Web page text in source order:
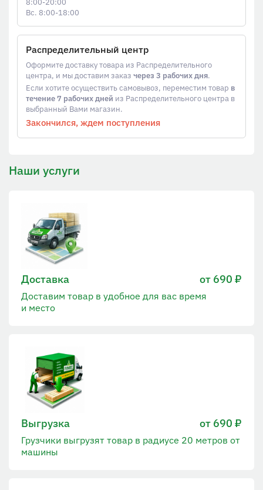
Вс. 8:00-18:00
Распределительный центр
Оформите доставку товара из Распределительного
центра, и мы доставим заказ через 3 рабочих дня.
Если хотите осуществить самовывоз, переместим товар в
течение 7 рабочих дней из Распределительного центра в
выбранный Вами магазин.
Закончился, ждем поступления
Наши услуги
Доставка от 690 ₽
Доставим товар в удобное для вас время
и место
Выгрузка от 690 ₽
Грузчики выгрузят товар в радиусе 20 метров от
машины